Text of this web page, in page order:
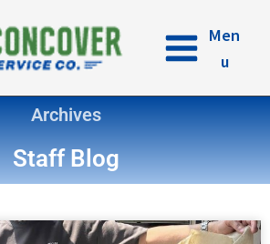
Men
u
Archives
Staff Blog
ペ
ペ
ペ
ペ
ペ